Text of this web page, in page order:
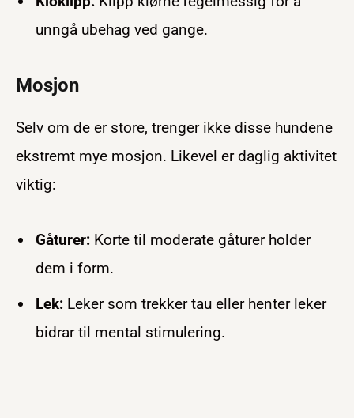
unngå ubehag ved gange.
Mosjon
Selv om de er store, trenger ikke disse hundene
ekstremt mye mosjon. Likevel er daglig aktivitet
viktig:
Gåturer: Korte til moderate gåturer holder
dem i form.
Lek: Leker som trekker tau eller henter leker
bidrar til mental stimulering.